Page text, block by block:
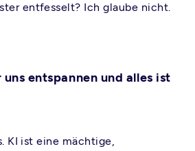
entfesselt? Ich glaube nicht.
entspannen und alles ist
KI ist eine mächtige,